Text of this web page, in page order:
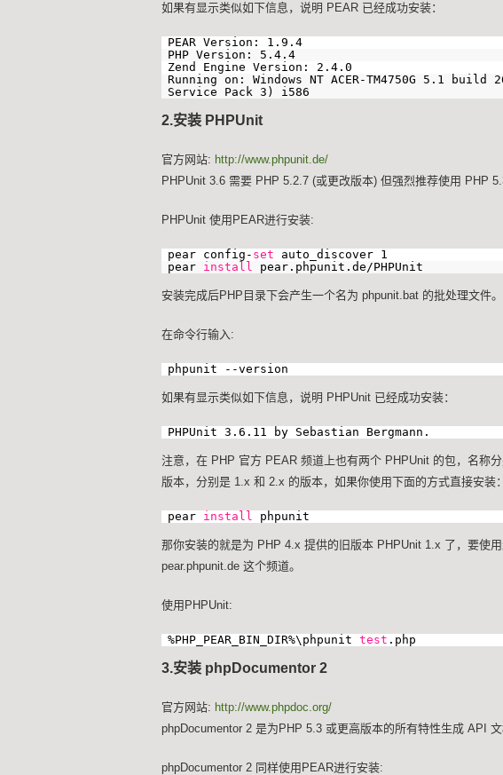
如果有显示类似如下信息，说明 PEAR 已经成功安装：
PEAR Version: 1.9.4
PHP Version: 5.4.4
Zend Engine Version: 2.4.0
Running on: Windows NT ACER-TM4750G 5.1 build
Service Pack 3) i586
2.安装 PHPUnit
官方网站: http://www.phpunit.de/
PHPUnit 3.6 需要 PHP 5.2.7 (或更改版本) 但强烈推荐使用 PHP
PHPUnit 使用PEAR进行安装:
pear config- set
auto_discover 1
pear install pear.phpunit.de/PHPUnit
安装完成后PHP目录下会产生一个名为 phpunit.bat 的批处理文件。
在命令行输入:
phpunit --version
如果有显示类似如下信息，说明 PHPUnit 已经成功安装：
PHPUnit 3.6.11 by Sebastian Bergmann.
注意，在 PHP 官方 PEAR 频道上也有两个 PHPUnit 的包，名称
版本，分别是 1.x 和 2.x 的版本，如果你使用下面的方式直接安装：
pear install phpunit
那你安装的就是为 PHP 4.x 提供的旧版本 PHPUnit 1.x 了，要使
pear.phpunit.de 这个频道。
使用PHPUnit:
%PHP_PEAR_BIN_DIR%\phpunit test .php
3.安装 phpDocumentor 2
官方网站: http://www.phpdoc.org/
phpDocumentor 2 是为PHP 5.3 或更高版本的所有特性生成 API 文
phpDocumentor 2 同样使用PEAR进行安装: